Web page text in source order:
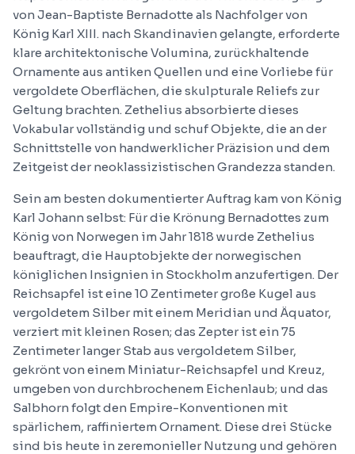
von Jean-Baptiste Bernadotte als Nachfolger von
König Karl XIII. nach Skandinavien gelangte, erforderte
klare architektonische Volumina, zurückhaltende
Ornamente aus antiken Quellen und eine Vorliebe für
vergoldete Oberflächen, die skulpturale Reliefs zur
Geltung brachten. Zethelius absorbierte dieses
Vokabular vollständig und schuf Objekte, die an der
Schnittstelle von handwerklicher Präzision und dem
Zeitgeist der neoklassizistischen Grandezza standen.
Sein am besten dokumentierter Auftrag kam von König
Karl Johann selbst: Für die Krönung Bernadottes zum
König von Norwegen im Jahr 1818 wurde Zethelius
beauftragt, die Hauptobjekte der norwegischen
königlichen Insignien in Stockholm anzufertigen. Der
Reichsapfel ist eine 10 Zentimeter große Kugel aus
vergoldetem Silber mit einem Meridian und Äquator,
verziert mit kleinen Rosen; das Zepter ist ein 75
Zentimeter langer Stab aus vergoldetem Silber,
gekrönt von einem Miniatur-Reichsapfel und Kreuz,
umgeben von durchbrochenem Eichenlaub; und das
Salbhorn folgt den Empire-Konventionen mit
spärlichem, raffiniertem Ornament. Diese drei Stücke
sind bis heute in zeremonieller Nutzung und gehören